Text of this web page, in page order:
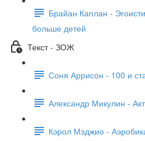
Брайан Каплан -
больше детей
Текст - ЗОЖ
Соня Аррисон - 100 и
Александр Микулин -
Кэрол Мэджио -